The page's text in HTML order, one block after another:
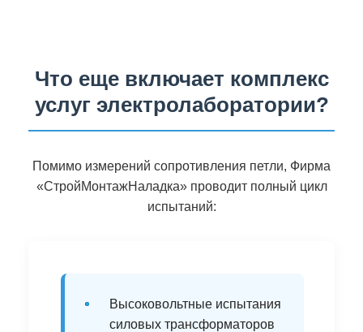
Что еще включает комплекс
услуг электролаборатории?
Помимо измерений сопротивления петли, Фирма
«СтройМонтажНаладка» проводит полный цикл
испытаний:
•
Высоковольтные испытания
силовых трансформаторов